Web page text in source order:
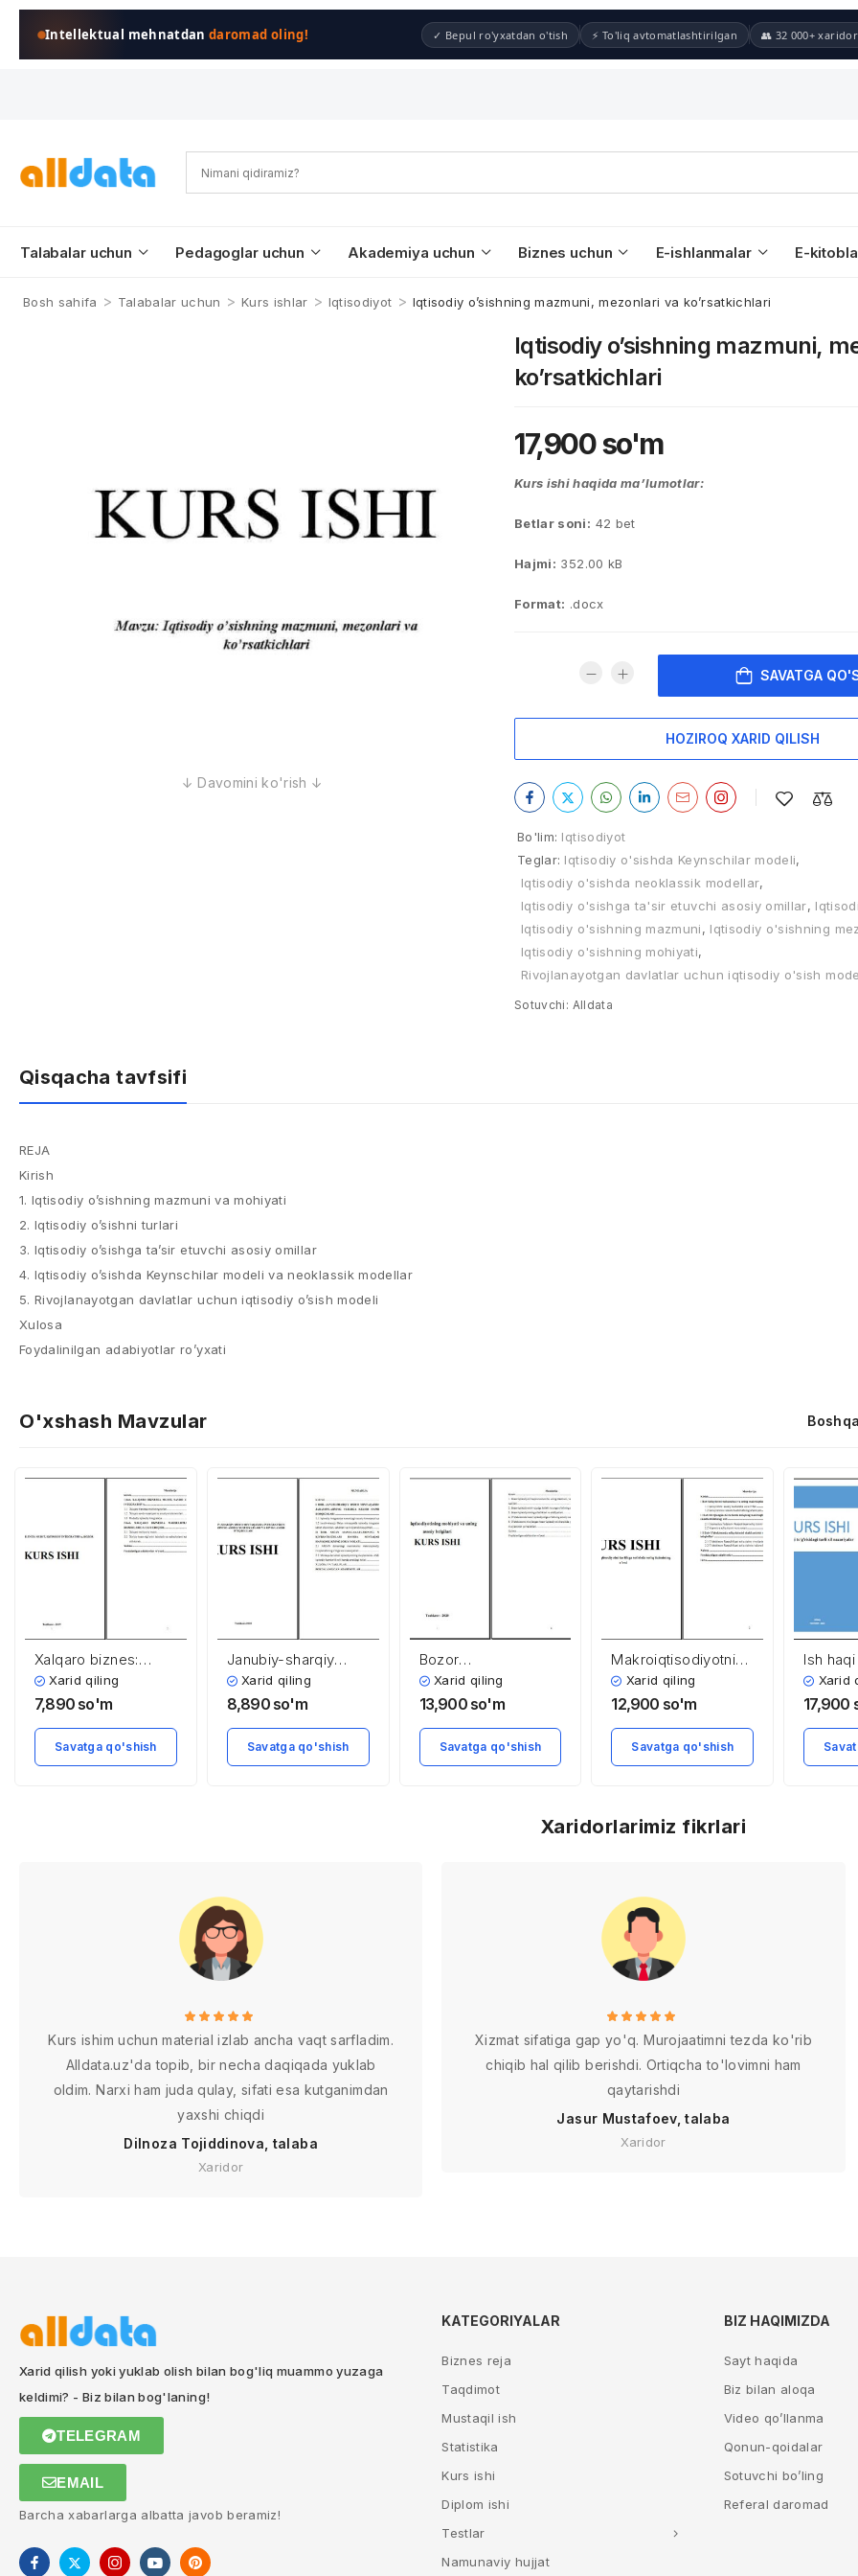
Intellektual mehnatdandaromad oling! ✓ Bepul ro'yxatdan o'tish ⚡ To'liq avtomatlashtirilgan 👥 32 000+ xaridor
Talabalar uchun Pedagoglar uchun Akademiya uchun Biznes uchun E-ishlanmalar E-
Bosh sahifa > Talabalar uchun > Kurs ishlar > Iqtisodiyot > Iqtisodiy o’sishning mazmuni, mezonlari va ko’rsatkichlari
Iqtisodiy o’sishning mazmuni,
ko’rsatkichlari
17,900so'm
Kurs ishi haqida ma’lumotlar:
Betlar soni: 42 bet
Hajmi: 352.00 kB
Format: .docx
SAVATGA
HOZIROQ XARID QILISH
Bo'lim: Iqtisodiyot
Teglar: Iqtisodiy o'sishda Keynschilar modeli,
Iqtisodiy o'sishda neoklassik modellar,
Iqtisodiy o'sishga ta'sir etuvchi asosiy omillar,
Iqtisodiy o'sishning mazmuni, Iqtisodiy o'sishning
Iqtisodiy o'sishning mohiyati,
Rivojlanayotgan davlatlar uchun iqtisodiy o'sish
Sotuvchi: Alldata
Qisqacha tavfsifi
REJA
Kirish
1. Iqtisodiy o’sishning mazmuni va mohiyati
2. Iqtisodiy o’sishni turlari
3. Iqtisodiy o’sishga ta’sir etuvchi asosiy omillar
4. Iqtisodiy o’sishda Keynschilar modeli va neoklassik modellar
5. Rivojlanayotgan davlatlar uchun iqtisodiy o’sish modeli
Xulosa
Foydalinilgan adabiyotlar ro’yxati
O'xshash Mavzular
Xalqaro biznes:
muhit, iqtisodiy
integratsiya, bozor
Xarid qiling
7,890 so'm
Savatga qo'shish
Janubiy-sharqiy
Osiyo mintaqasida
integratsion
asosiy xususiyatlari
va rivojlanish
Xarid qiling
8,890 so'm
Savatga qo'shish
Bozor
iqtisodiyotining
mohiyati va uning
Xarid qiling
13,900 so'm
Savatga qo'shish
Makroiqtisodiyotni
tartibga solishda
soliq tizimining o’rni
Xarid qiling
12,900 so'm
Savatga qo'shish
Ish haqi
turli xil
Xarid
17,900
Xaridorlarimiz fikrlari
Kurs ishim uchun material izlab ancha vaqt sarfladim.
Alldata.uz'da topib, bir necha daqiqada yuklab
oldim. Narxi ham juda qulay, sifati esa kutganimdan
yaxshi chiqdi
Dilnoza Tojiddinova, talaba
Xaridor
Xizmat sifatiga gap yo'q. Murojaatimni tezda ko'rib
chiqib hal qilib berishdi. Ortiqcha to'lovimni ham
qaytarishdi
Jasur Mustafoev, talaba
Xaridor
Xarid qilish yoki yuklab olish bilan bog'liq muammo yuzaga
keldimi? - Biz bilan bog'laning!
TELEGRAM
EMAIL
Barcha xabarlarga albatta javob beramiz!
KATEGORIYALAR
Biznes reja
Taqdimot
Mustaqil ish
Statistika
Kurs ishi
Diplom ishi
Testlar
Namunaviy hujjat
BIZ HAQIMIZDA
Sayt haqida
Biz bilan aloqa
Video qo’llanma
Qonun-qoidalar
Sotuvchi bo’ling
Referal daromad